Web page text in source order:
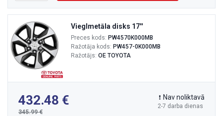
Vieglmetāla disks 17''
Preces kods: PW4570K000MB
Ražotāja kods: PW457-0K000MB
Ražotājs: OE TOYOTA
432.48
345.99
2-7 darba dienas
Nav noliktavā